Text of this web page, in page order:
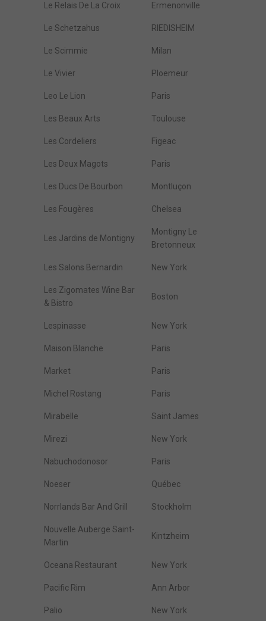
Le Relais De La Croix Ermenonville
Le Schetzahus RIEDISHEIM
Le Scimmie Milan
Le Vivier Ploemeur
Leo Le Lion Paris
Les Beaux Arts Toulouse
Les Cordeliers Figeac
Les Deux Magots Paris
Les Ducs De Bourbon Montluçon
Les Fougères Chelsea
Les Jardins de Montigny
Montigny Le
Bretonneux
Les Salons Bernardin New York
Les Zigomates Wine Bar
& Bistro
Boston
Lespinasse New York
Maison Blanche Paris
Market Paris
Michel Rostang Paris
Mirabelle Saint James
Mirezi New York
Nabuchodonosor Paris
Noeser Québec
Norrlands Bar And Grill Stockholm
Nouvelle Auberge Saint-
Martin
Kintzheim
Oceana Restaurant New York
Pacific Rim Ann Arbor
Palio New York